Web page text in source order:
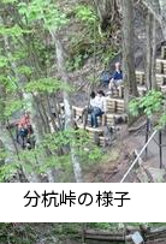
分杭峠の様子